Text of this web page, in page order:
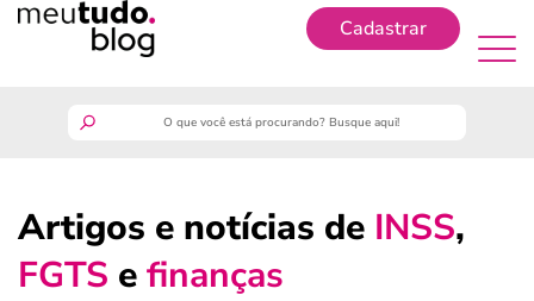
Cadastrar
guia do trabalhador
Artigos e notícias de INSS,
FGTS efinanças